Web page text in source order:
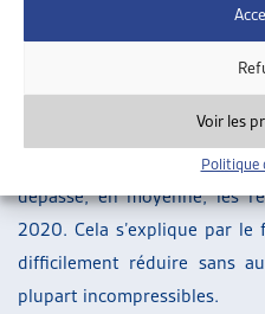
Voir les
Politique
pas une disparité dans les
ménages : les ménages
dépensé en moyenne 12%
plus haut 16% de moins.
Pour les ménages les plus
dépassé, en moyenne, les
2020. Cela s’explique par le
difficilement réduire sans
plupart incompressibles.